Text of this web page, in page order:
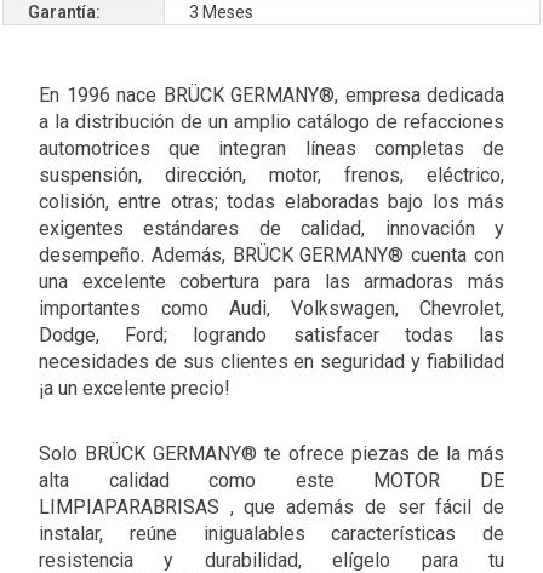
Garantía:
3 Meses
En 1996 nace BRÜCK GERMANY®, empresa dedicada
a la distribución de un amplio catálogo de refacciones
automotrices que integran líneas completas de
suspensión, dirección, motor, frenos, eléctrico,
colisión, entre otras; todas elaboradas bajo los más
exigentes estándares de calidad, innovación y
desempeño. Además, BRÜCK GERMANY® cuenta con
una excelente cobertura para las armadoras más
importantes como Audi, Volkswagen, Chevrolet,
Dodge, Ford; logrando satisfacer todas las
necesidades de sus clientes en seguridad y fiabilidad
¡a un excelente precio!
Solo BRÜCK GERMANY® te ofrece piezas de la más
alta calidad como este MOTOR DE
LIMPIAPARABRISAS , que además de ser fácil de
instalar, reúne inigualables características de
resistencia y durabilidad, elígelo para tu